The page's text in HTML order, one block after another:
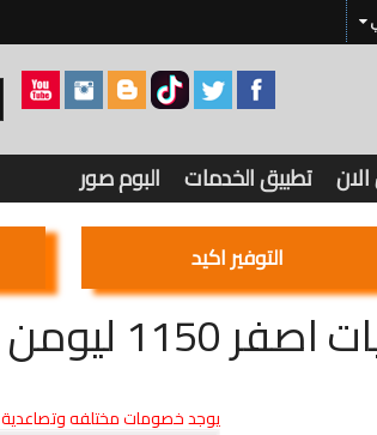
تطبيق الخدمات البوم صور
التوفير اكيد
يوجد خصومات مختلفه وتصاعدية